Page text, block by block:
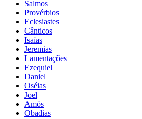
Salmos
Provérbios
Eclesiastes
Cânticos
Isaías
Jeremias
Lamentações
Ezequiel
Daniel
Oséias
Joel
Amós
Obadias